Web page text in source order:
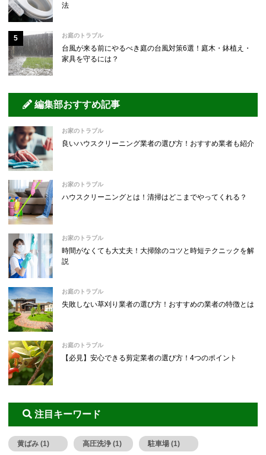
法
お庭のトラブル
台風が来る前にやるべき庭の台風対策6選！庭木・鉢植え・
家具を守るには？
編集部おすすめ記事
お家のトラブル
良いハウスクリーニング業者の選び方！おすすめ業者も紹介
お家のトラブル
ハウスクリーニングとは！清掃はどこまでやってくれる？
お家のトラブル
時間がなくても大丈夫！大掃除のコツと時短テクニックを解
説
お庭のトラブル
失敗しない草刈り業者の選び方！おすすめの業者の特徴とは
お庭のトラブル
【必見】安心できる剪定業者の選び方！4つのポイント
注目キーワード
黄ばみ (1) 高圧洗浄 (1) 駐車場 (1)